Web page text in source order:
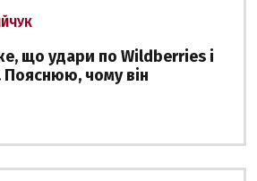
що удари по Wildberries і
Пояснюю, чому він